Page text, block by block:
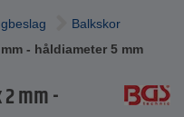
Balkskor
- håldiameter 5 mm
mm -